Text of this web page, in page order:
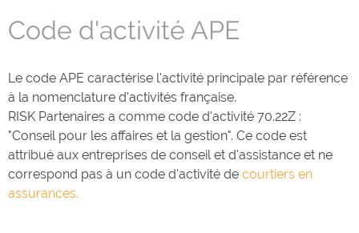
Code d'activité APE
Le code APE caractérise l'activité principale par référence
à la nomenclature d'activités française.
RISK Partenaires a comme code d'activité 70.22Z :
"Conseil pour les affaires et la gestion". Ce code est
attribué aux entreprises de conseil et d'assistance et ne
correspond pas à un code d'activité de courtiers en
assurances.